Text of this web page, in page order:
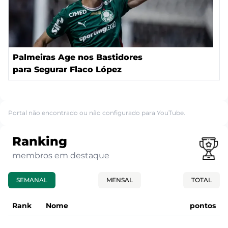
Palmeiras Age nos Bastidores
para Segurar Flaco López
Portal não encontrado ou não configurado para YouTube.
Ranking
membros em destaque
SEMANAL MENSAL TOTAL
Rank Nome pontos